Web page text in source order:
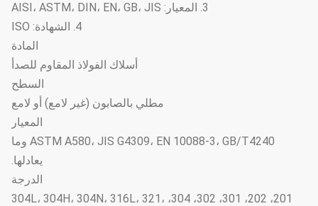
3. المعيار: AISI، ASTM، DIN، EN، GB، JIS
4. الشهادة: ISO
المادة
أسلاك الفولاذ المقاوم للصدأ
السطح
مطلي بالصابون (غير لامع) أو لامع
المعيار
ASTM A580، JIS G4309، EN 10088-3، GB/T4240 وما
يعادلها.
الدرجة
201، 202، 301، 302، 304، 304L، 304H، 304N، 316L، 321،